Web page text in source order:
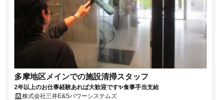
多摩地区メインでの施設清掃スタッフ
2年以上のお仕事経験あれば大歓迎です✨食事手当支給
株式会社三井E&Sパワーシステムズ